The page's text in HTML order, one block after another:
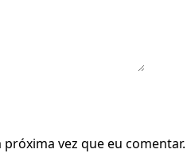
vez que eu comentar.